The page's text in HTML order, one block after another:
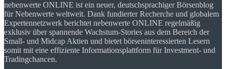
nebenwerte ONLINE ist ein neuer, deutschsprachiger Börsenblog
für Nebenwerte weltweit. Dank fundierter Recherche und globalem
Expertennetzwerk berichtet nebenwerte ONLINE regelmäßig
exklusiv über spannende Wachstum-Stories aus dem Bereich der
Small- und Midcap Aktien und bietet börseninteressierten Lesern
somit mit eine effiziente Informationsplattform für Investment- und
Tradingchancen.